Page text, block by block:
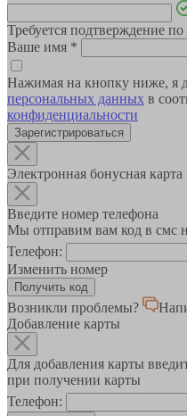
Требуется подтверждение
Ваше имя *
Нажимая на кнопку ниже, я
персональных данных в
конфиденциальности
Зарегистрироваться
Электронная бонусная карта
Введите номер телефона
Мы отправим вам код в смс
Телефон:
Изменить номер
Возникли проблемы?
Добавление карты
Для добавления карты
при получении карты
Телефон: